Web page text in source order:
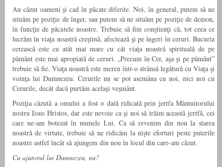
Au căzut oameni şi cad în păcate diferite. Noi, în general, putem să ne
situăm pe poziţie de înger, sau putem să ne situăm pe poziţie de demon,
în funcţie de păcatele noastre. Trebuie să fim conştienţi că, tot ceea ce
lucrăm în viaţa noastră creştină, afectează şi pe îngeri în ceruri. Bucuria
cerească este cu atât mai mare cu cât viaţa noastră spirituală de pe
pământ este mai apropiată de ceruri. „Precum în Cer, aşa şi pe pământ”
trebuie să fie. Viaţa noastră este mereu într-o strânsă legătură cu Viaţa şi
voinţa lui Dumnezeu. Cerurile nu se pot asemăna cu noi, nici noi cu
Cerurile, decât dacă purtăm acelaşi veşmânt.
Poziţia căzută a omului a fost o dată ridicată prin jertfa Mântuitorului
nostru Iisus Hristos, dar este nevoie ca şi noi să trăim această jertfă, cei
care ne-am botezat în numele Lui. Ca să revenim din nou la starea
noastră de virtute, trebuie să ne ridicăm la nişte eforturi peste puterile
noastre astfel încât să ajungem din nou în locul din care-am căzut.
Cu ajutorul lui Dumnezeu, nu?